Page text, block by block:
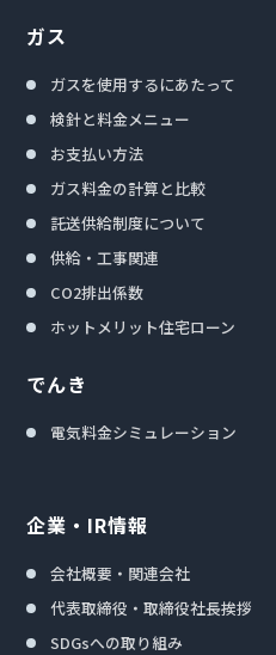
ガス
ガスを使用するにあたって
検針と料金メニュー
お支払い方法
ガス料金の計算と比較
託送供給制度について
供給・工事関連
CO2排出係数
ホットメリット住宅ローン
でんき
電気料金シミュレーション
企業・IR情報
会社概要・関連会社
代表取締役・取締役社長挨拶
SDGsへの取り組み